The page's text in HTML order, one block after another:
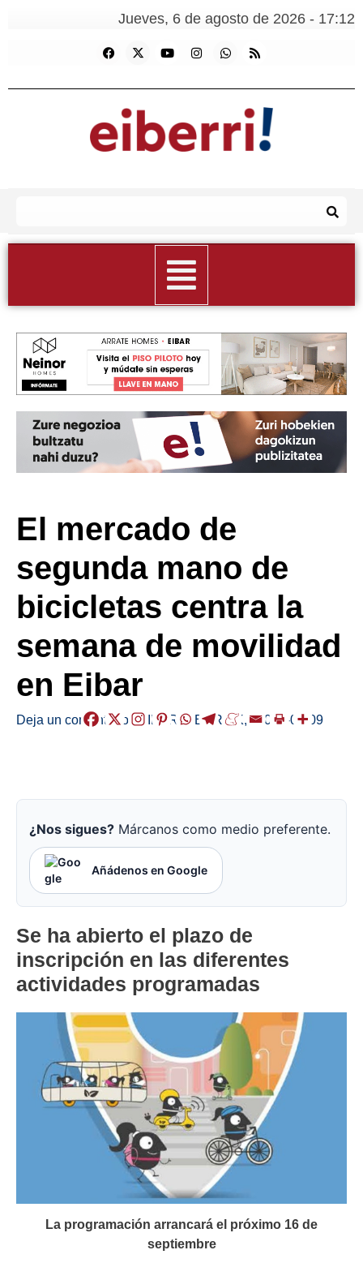
Jueves, 6 de agosto de 2026 - 17:12
El mercado de
segunda mano de
bicicletas centra la
semana de movilidad
en Eibar
Deja un comentario /EIBAR ,HERRIAK,/2023-09-09
¿Nos sigues? Márcanos como medio preferente.
Añádenos en Google
Se ha abierto el plazo de
inscripción en las diferentes
actividades programadas
La programación arrancará el próximo 16 de
septiembre